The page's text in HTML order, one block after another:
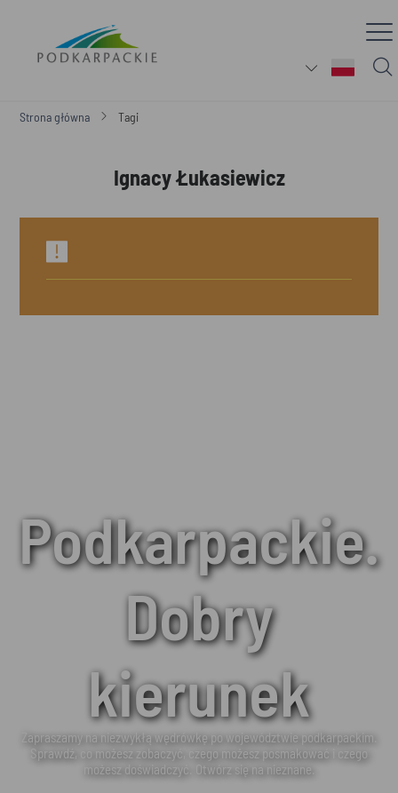
Strona główna Tagi
Ignacy Łukasiewicz
Podkarpackie.
Dobry
kierunek
Zapraszamy na niezwykłą wędrówkę po województwie podkarpackim.
Sprawdź, co możesz zobaczyć, czego możesz posmakować i czego
możesz doświadczyć. Otwórz się na nieznane.